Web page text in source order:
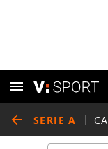
SERIE A